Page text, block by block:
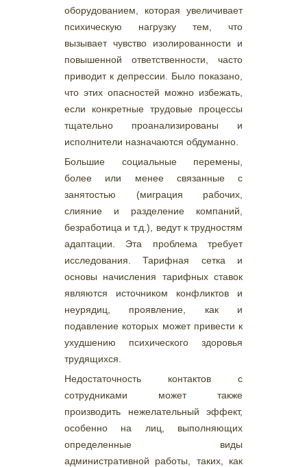
оборудованием, которая увеличивает
психическую нагрузку тем, что
вызывает чувство изолированности и
повышенной ответственности, часто
приводит к депрессии. Было показано,
что этих опасностей можно избежать,
если конкретные трудовые процессы
тщательно проанализированы и
исполнители назначаются обдуманно.
Большие социальные перемены,
более или менее связанные с
занятостью (миграция рабочих,
слияние и разделение компаний,
безработица и т.д.), ведут к трудностям
адаптации. Эта проблема требует
исследования. Тарифная сетка и
основы начисления тарифных ставок
являются источником конфликтов и
неурядиц, проявление, как и
подавление которых может привести к
ухудшению психического здоровья
трудящихся.
Недостаточность контактов с
сотрудниками может также
производить нежелательный эффект,
особенно на лиц, выполняющих
определенные виды
административной работы, таких, как